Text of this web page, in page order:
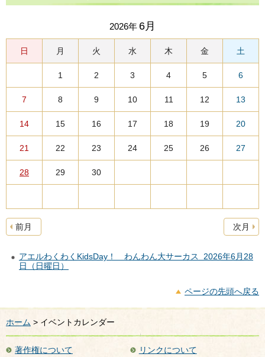
2026年 6月
日 月 火 水 木 金 土
1 2 3 4 5 6
7 8 9 10 11 12 13
14 15 16 17 18 19 20
21 22 23 24 25 26 27
28 29 30
前月 次月
アエルわくわくKidsDay！ わんわん大サーカス 2026年6月28
日（日曜日）
ページの先頭へ戻る
ホーム > イベントカレンダー
著作権について リンクについて